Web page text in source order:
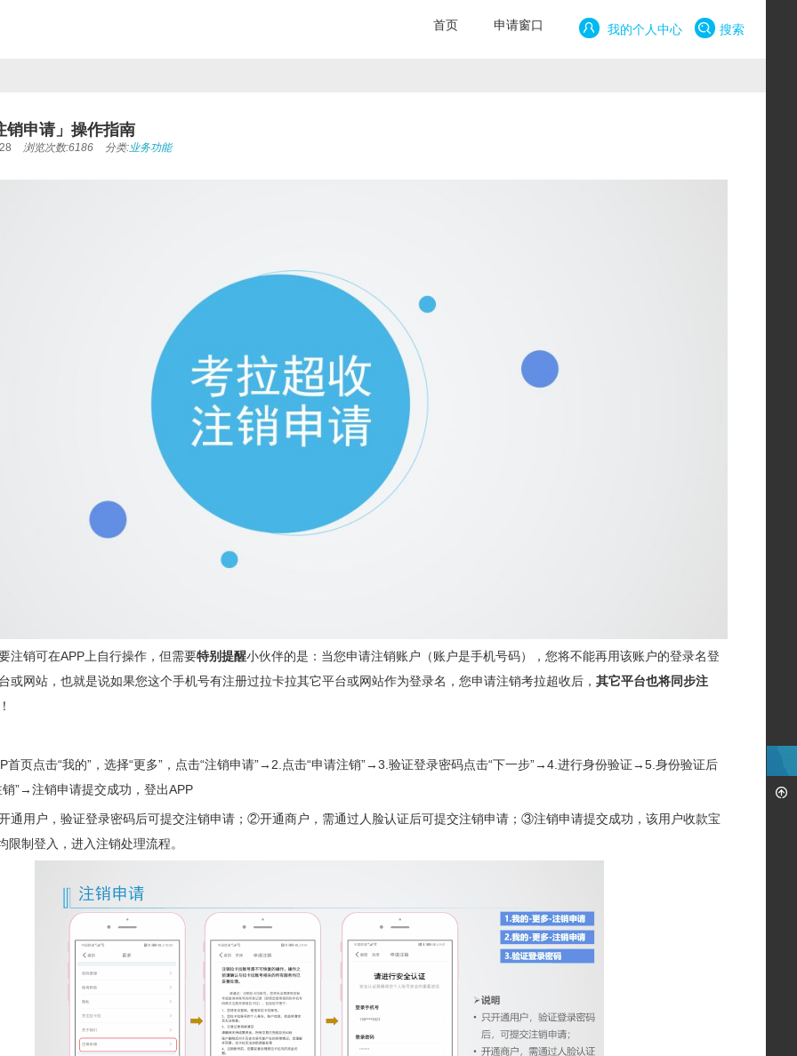
我的个人中心 搜索
首页 申请窗口
销申请」操作指南
浏览次数:6186 分类:业务功能
注销可在APP上自行操作，但需要特别提醒小伙伴的是：当您申请注销账户（账户是手机号码），您将不能再用该账户的登录名登
或网站，也就是说如果您这个手机号有注册过拉卡拉其它平台或网站作为登录名，您申请注销考拉超收后， 其它平台也将同步注
首页点击“我的”，选择“更多”，点击“注销申请”→2.点击“申请注销”→3.验证登录密码点击“下一步”→4.进行身份验证→5.身份验证后
销”→注销申请提交成功，登出APP
通用户，验证登录密码后可提交注销申请；②开通商户，需通过人脸认证后可提交注销申请；③注销申请提交成功，该用户收款宝
限制登入，进入注销处理流程。